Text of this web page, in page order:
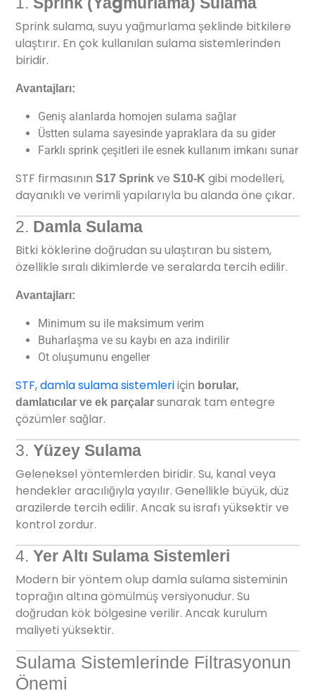
Sprink sulama, suyu yağmurlama şeklinde bitkilere
ulaştırır. En çok kullanılan sulama sistemlerinden
biridir.
Avantajları:
Geniş alanlarda homojen sulama sağlar
Üstten sulama sayesinde yapraklara da su gider
Farklı sprink çeşitleri ile esnek kullanım imkanı sunar
STF firmasının S17 Sprink ve S10-K gibi modelleri,
dayanıklı ve verimli yapılarıyla bu alanda öne çıkar.
2. Damla Sulama
Bitki köklerine doğrudan su ulaştıran bu sistem,
özellikle sıralı dikimlerde ve seralarda tercih edilir.
Avantajları:
Minimum su ile maksimum verim
Buharlaşma ve su kaybı en aza indirilir
Ot oluşumunu engeller
STF, damla sulama sistemleriiçin borular,
damlatıcılar ve ek parçalar sunarak tam entegre
çözümler sağlar.
3. Yüzey Sulama
Geleneksel yöntemlerden biridir. Su, kanal veya
hendekler aracılığıyla yayılır. Genellikle büyük, düz
arazilerde tercih edilir. Ancak su israfı yüksektir ve
kontrol zordur.
4. Yer Altı Sulama Sistemleri
Modern bir yöntem olup damla sulama sisteminin
toprağın altına gömülmüş versiyonudur. Su
doğrudan kök bölgesine verilir. Ancak kurulum
maliyeti yüksektir.
Sulama Sistemlerinde Filtrasyonun
Önemi